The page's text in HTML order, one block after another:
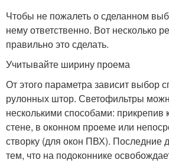
Чтобы не пожалеть о сделанном
нему ответственно. Вот несколько
правильно это сделать.
Учитывайте ширину проема
От этого параметра зависит выбор
рулонных штор. Светофильтры
несколькими способами: прикрепив
стене, в оконном проеме или
створку (для окон ПВХ). Последние
тем, что на подоконнике